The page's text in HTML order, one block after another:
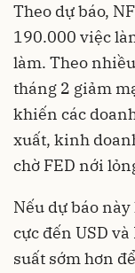
Theo dự báo,
190.000 việc
làm. Theo
tháng 2 giảm
khiến các
xuất, kinh
chờ FED nới
Nếu dự báo
cực đến USD
suất sớm hơn